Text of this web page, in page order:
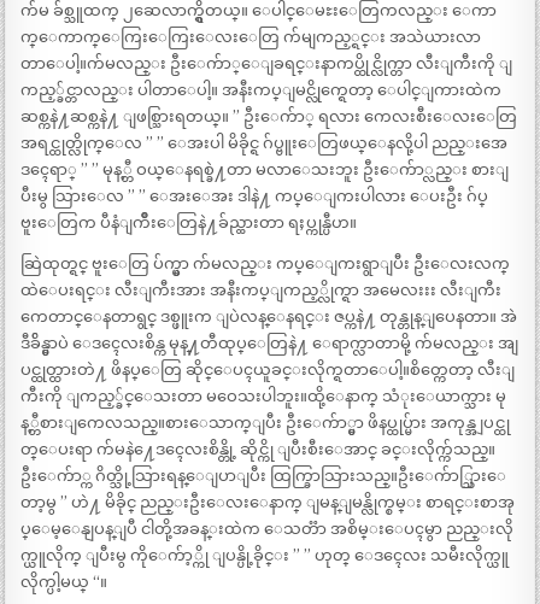
က်မ ခ်စ္သူထက္ ၂ဆေလာက္ရွိတယ္။ ေပါင္ေမႊးေတြကလည္း ေကာ
က္ေကာက္ေကြးေကြးေလးေတြ က်မျကည့္ရင္း အသဲယားလာ
တာေပါ့။က်မလည္း ဦးေက်ာ္ေျခရင္းနာကပ္ထိုင္လိုက္တာ လီးျကီးကို ျ
ကည့္ခ်င္တာလည္း ပါတာေပါ့။ အနီးကပ္ျမင္လိုက္ရေတာ့ ေပါင္ျကားထဲက
ဆစ္ကနဲ႔ဆစ္ကနဲ႔ ျဖစ္သြားရတယ္။ ” ဦးေက်ာ္ ရလား ကေလးစီးေလးေတြ
အရင္ထုတ္လိုက္ေလ ” ” ေအးပါ မိခိုင္ရ ဂ်ပ္ဗူးေတြဖယ္ေနလို့ပါ ညည္းအေ
ဒၚေရာ္ ” ” မုန့္တီ ဝယ္ေနရစ္ခဲ႔တာ မလာေသးဘူး ဦးေက်ာ္လည္း စားျ
ပီးမွ သြားေလ ” ” ေအးေအး ဒါနဲ႔ ကပ္ေျကးပါလား ေပးဦး ဂ်ပ္
ဗူးေတြက ပီနံျကိဳးေတြနဲ႔ခ်ည္ထားတာ ရႈပ္ကုန္ပီဟ။
ဆြဲထုတ္ရင္ ဗူးေတြ ပ်က္မွာ က်မလည္း ကပ္ေျကးရွာျပီး ဦးေလးလက္
ထဲေပးရင္း လီးျကီးအား အနီးကပ္ျကည့္လိုက္ရာ အမေလးးး လီးျကီး
ကေတာင္ေနတာရွင္ ဒစ္ဖူးက ျပဲလန္ေနရင္း ဇပ္ကနဲ႔ တုန္တုန္ျပေနတာ။ အဲ
ဒီခ်ိန္မွာပဲ ေဒၚေလးစိန္က မုန္႔တီထုပ္ေတြနဲ႔ ေရာက္လာတာမို့ က်မလည္း အျ
ပင္ထုတ္ထားတဲ႔ ဖိနပ္ေတြ ဆိုင္ေပၚယူခင္းလိုက္ရတာေပါ့။စိတ္ကေတာ့ လီးျ
ကီးကို ျကည့္ခ်င္ေသးတာ မဝေသးပါဘူး။ထို့ေနာက္ သံုးေယာက္သား မု
န့္တီစားျကေလသည္။စားေသာက္ျပီး ဦးေက်ာ္မွာ ဖိနပ္ထုပ္မ်ား အကုန္အျပင္ထု
တ္ေပးရာ က်မနဲ႔ေဒၚေလးစိန္တို့ ဆိုင္ကို ျပီးစီးေအာင္ ခင္းလိုက္က်သည္။
ဦးေက်ာ္က ဂိတ္သို့သြားရန္ေျပာျပီး ထြက္ခြာသြားသည္။ဦးေက်ာ္သြားေ
တာ့မွ ” ဟဲ႔ မိခိုင္ ညည္းဦးေလးေနာက္ ျမန္ျမန္လိုက္စမ္း စာရင္းစာအု
ပ္ေမ့ေနျပန္ျပီ ငါတို့အခန္းထဲက ေသတၱာ အစိမ္းေပၚမွာ ညည္းလို
က္ယူလိုက္ ျပီးမွ ကိုေက်ာ့္ကို ျပန္ပို့ခိုင္း ” ” ဟုတ္ ေဒၚေလး သမီးလိုက္ယူ
လိုက္ပါ့မယ္ “။